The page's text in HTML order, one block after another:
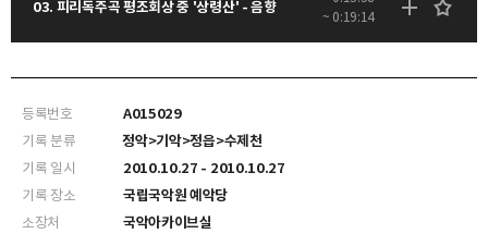
03. 피리독주곡 평조회상 중 '상령산' - 음향
~ 0:19:14
등록번호
A015029
기록 분류
정악>기악>정읍>수제천
기록 일시
2010.10.27 - 2010.10.27
기록 장소
국립국악원 예악당
소장처
국악아카이브실